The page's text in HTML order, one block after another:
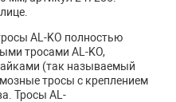
AL-KO полностью
тросами AL-KO,
(так называемый
тросы с креплением
Тросы AL -